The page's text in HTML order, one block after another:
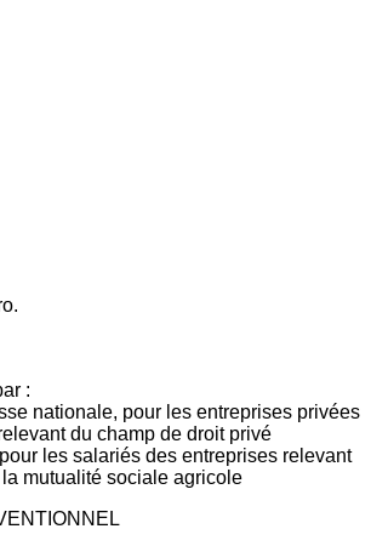
:
nationale, pour les entreprises privées
du champ de droit privé
les salariés des entreprises relevant
mutualité sociale agricole